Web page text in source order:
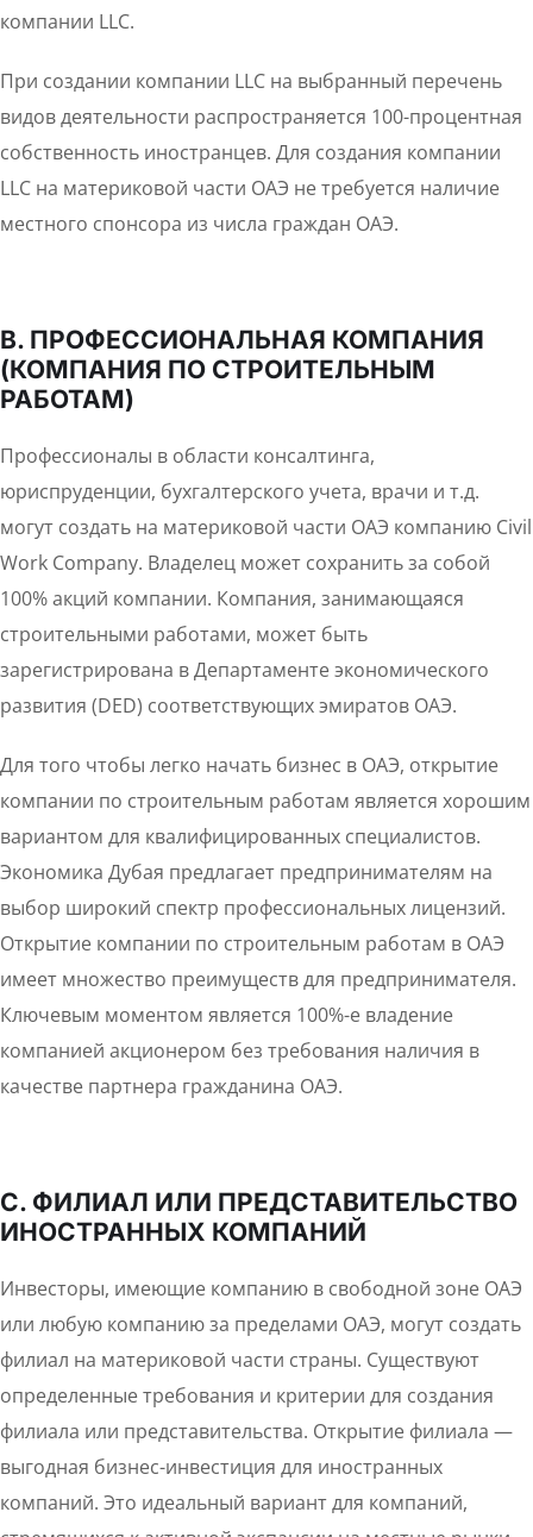
компании LLC.
При создании компании LLC на выбранный перечень
видов деятельности распространяется 100-процентная
собственность иностранцев. Для создания компании
LLC на материковой части ОАЭ не требуется наличие
местного спонсора из числа граждан ОАЭ.
B. ПРОФЕССИОНАЛЬНАЯ КОМПАНИЯ
(КОМПАНИЯ ПО СТРОИТЕЛЬНЫМ
РАБОТАМ)
Профессионалы в области консалтинга,
юриспруденции, бухгалтерского учета, врачи и т.д.
могут создать на материковой части ОАЭ компанию Civil
Work Company. Владелец может сохранить за собой
100% акций компании. Компания, занимающаяся
строительными работами, может быть
зарегистрирована в Департаменте экономического
развития (DED) соответствующих эмиратов ОАЭ.
Для того чтобы легко начать бизнес в ОАЭ, открытие
компании по строительным работам является хорошим
вариантом для квалифицированных специалистов.
Экономика Дубая предлагает предпринимателям на
выбор широкий спектр профессиональных лицензий.
Открытие компании по строительным работам в ОАЭ
имеет множество преимуществ для предпринимателя.
Ключевым моментом является 100%-е владение
компанией акционером без требования наличия в
качестве партнера гражданина ОАЭ.
C. ФИЛИАЛ ИЛИ ПРЕДСТАВИТЕЛЬСТВО
ИНОСТРАННЫХ КОМПАНИЙ
Инвесторы, имеющие компанию в свободной зоне ОАЭ
или любую компанию за пределами ОАЭ, могут создать
филиал на материковой части страны. Существуют
определенные требования и критерии для создания
филиала или представительства. Открытие филиала —
выгодная бизнес-инвестиция для иностранных
компаний. Это идеальный вариант для компаний,